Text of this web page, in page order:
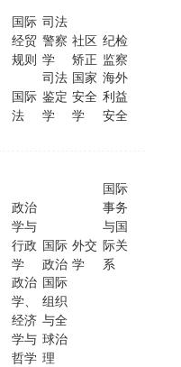
国际
经贸
规则
司法
警察
学
社区
矫正
纪检
监察
国际
法
司法
鉴定
学
国家
安全
学
海外
利益
安全
政治
学与
行政
学
国际
政治
外交
学
国际
事务
与国
际关
系
政治
学、
经济
学与
哲学
国际
组织
与全
球治
理